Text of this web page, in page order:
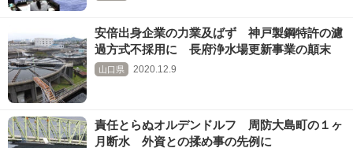
安倍出身企業の力業及ばず 神戸製鋼特許の濾
過方式不採用に 長府浄水場更新事業の顛末
山口県 2020.12.9
責任とらぬオルデンドルフ 周防大島町の１ヶ
月断水 外資との揉め事の先例に